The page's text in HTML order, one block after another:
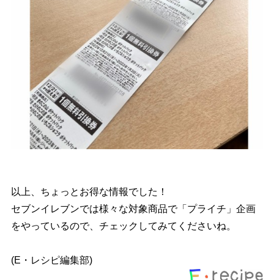
以上、ちょっとお得な情報でした！
セブンイレブンでは様々な対象商品で「プライチ」企画
をやっているので、チェックしてみてくださいね。
(E・レシピ編集部)